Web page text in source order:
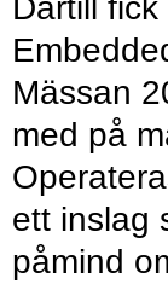
Därtill
Mässan
med på
ett inslag
påmind